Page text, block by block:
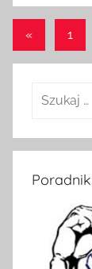
wpisów
«Poprzednie
wpisy
1